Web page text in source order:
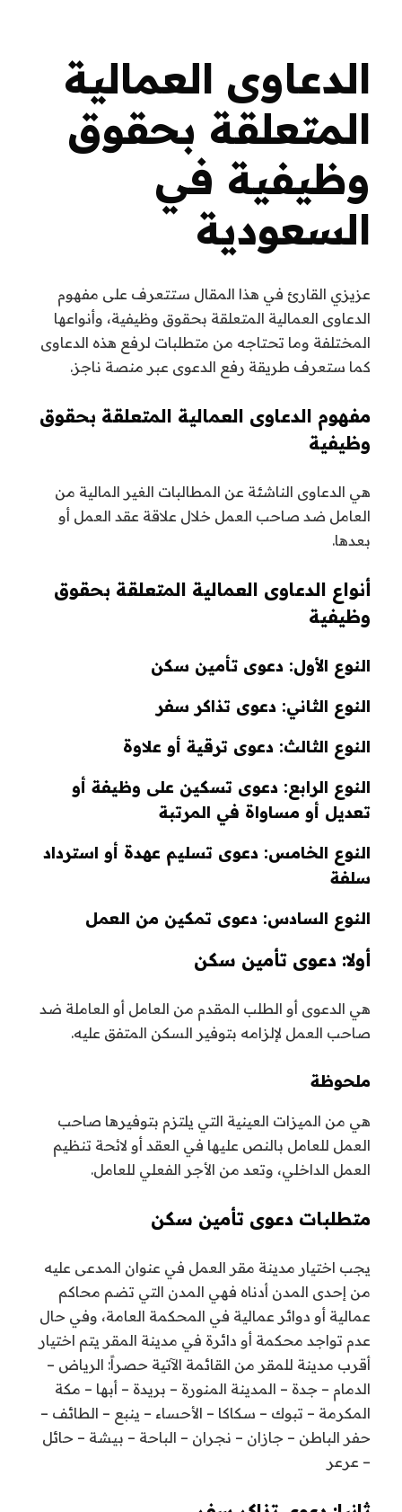
الدعاوى العمالية
المتعلقة بحقوق
وظيفية في
السعودية
عزيزي القارئ في هذا المقال ستتعرف على مفهوم
الدعاوى العمالية المتعلقة بحقوق وظيفية، وأنواعها
المختلفة وما تحتاجه من متطلبات لرفع هذه الدعاوى
كما ستعرف طريقة رفع الدعوى عبر منصة ناجز.
مفهوم الدعاوى العمالية المتعلقة بحقوق
وظيفية
هي الدعاوى الناشئة عن المطالبات الغير المالية من
العامل ضد صاحب العمل خلال علاقة عقد العمل أو
بعدها.
أنواع الدعاوى العمالية المتعلقة بحقوق
وظيفية
النوع الأول: دعوى تأمين سكن
النوع الثاني: دعوى تذاكر سفر
النوع الثالث: دعوى ترقية أو علاوة
النوع الرابع: دعوى تسكين على وظيفة أو
تعديل أو مساواة في المرتبة
النوع الخامس: دعوى تسليم عهدة أو استرداد
سلفة
النوع السادس: دعوى تمكين من العمل
أولا: دعوى تأمين سكن
هي الدعوى أو الطلب المقدم من العامل أو العاملة ضد
صاحب العمل لإلزامه بتوفير السكن المتفق عليه.
ملحوظة
هي من الميزات العينية التي يلتزم بتوفيرها صاحب
العمل للعامل بالنص عليها في العقد أو لائحة تنظيم
العمل الداخلي، وتعد من الأجر الفعلي للعامل.
متطلبات دعوى تأمين سكن
يجب اختيار مدينة مقر العمل في عنوان المدعى عليه
من إحدى المدن أدناه فهي المدن التي تضم محاكم
عمالية أو دوائر عمالية في المحكمة العامة، وفي حال
عدم تواجد محكمة أو دائرة في مدينة المقر يتم اختيار
أقرب مدينة للمقر من القائمة الآتية حصراً: الرياض –
الدمام – جدة – المدينة المنورة – بريدة – أبها – مكة
المكرمة – تبوك – سكاكا – الأحساء – ينبع – الطائف –
حفر الباطن – جازان – نجران – الباحة – بيشة – حائل
– عرعر